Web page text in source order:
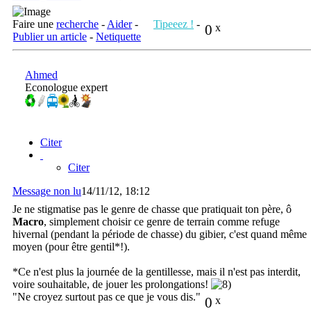
0 x
Faire une recherche - Aider- Tipeeez ! -
Publier un article - Netiquette
Ahmed
Econologue expert
Citer
Citer
Message non lu14/11/12, 18:12
Je ne stigmatise pas le genre de chasse que pratiquait ton père, ô
Macro, simplement choisir ce genre de terrain comme refuge
hivernal (pendant la période de chasse) du gibier, c'est quand même
moyen (pour être gentil*!).
*Ce n'est plus la journée de la gentillesse, mais il n'est pas interdit,
voire souhaitable, de jouer les prolongations!
0 x
"Ne croyez surtout pas ce que je vous dis."